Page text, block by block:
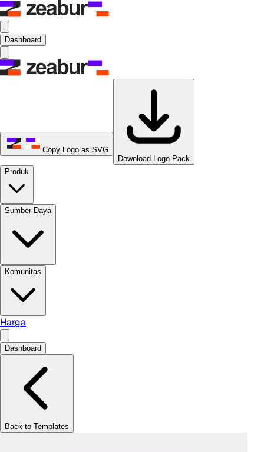
Dashboard
Copy Logo as SVG
Download Logo Pack
Produk
Sumber Daya
Komunitas
Harga
Dashboard
Back to Templates